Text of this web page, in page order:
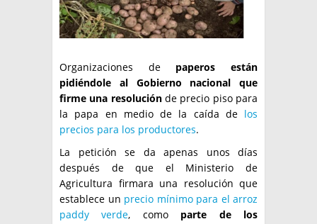
CONTACTO
BUSCAR
Organizaciones de paperos están
pidiéndole al Gobierno nacional que
firme una resoluciónde precio piso para
la papa en medio de la caída de los
precios para los productores.
La petición se da apenas unos días
después de que el Ministerio de
Agricultura firmara una resolución que
establece un precio mínimo para el arroz
paddy verde, como parte de los